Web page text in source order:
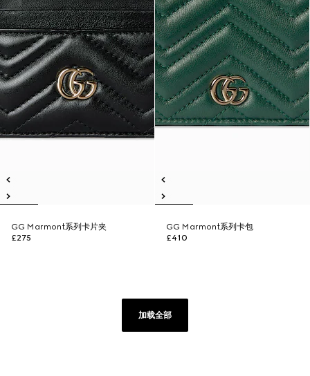
GG Marmont系列卡片夹
£275
GG Marmont系列卡包
£410
加载全部